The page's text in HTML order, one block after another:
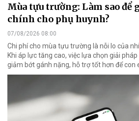
Mùa tựu trường: Làm sao để
chính cho phụ huynh?
07/08/2026 08:00
Chi phí cho mùa tựu trường là nỗi lo của
Khi áp lực tăng cao, việc lựa chọn giải
giảm bớt gánh nặng, hỗ trợ tốt hơn để con